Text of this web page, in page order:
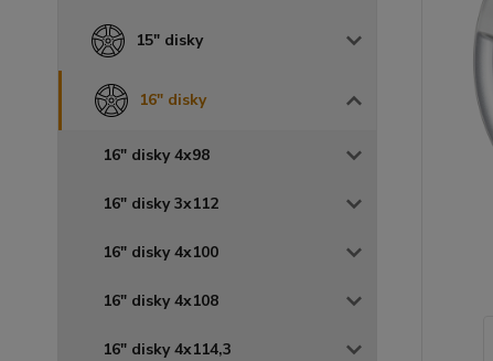
15" disky
16" disky
16" disky 4x98
16" disky 3x112
16" disky 4x100
16" disky 4x108
16" disky 4x114,3